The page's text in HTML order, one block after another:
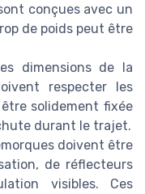
conçues avec un
de poids peut être
dimensions de la
respecter les
solidement fixée
durant le trajet.
doivent être
de réflecteurs
visibles. Ces